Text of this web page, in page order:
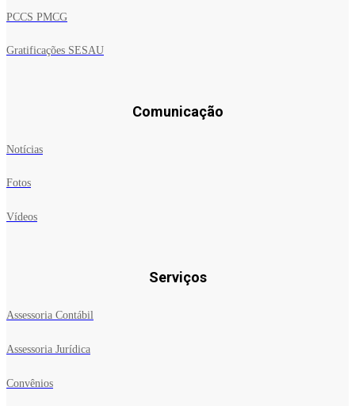
PCCS PMCG
Gratificações SESAU
Comunicação
Notícias
Fotos
Vídeos
Serviços
Assessoria Contábil
Assessoria Jurídica
Convênios